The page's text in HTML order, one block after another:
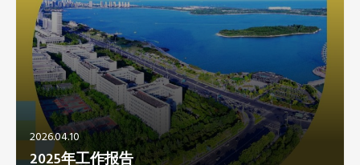
2026.04.10
2025年工作报告